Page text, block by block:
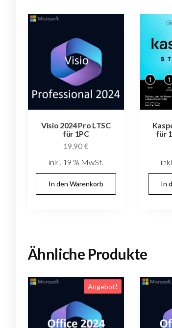
Visio 2024 Pro LTSC
für 1PC
19,90€
inkl. 19 % MwSt.
In den Warenkorb
für
In
Ähnliche Produkte
Angebot!